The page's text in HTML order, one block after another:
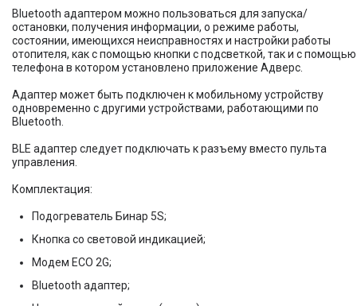
Bluetooth адаптером можно пользоваться для запуска/
остановки, получения информации, о режиме работы,
состоянии, имеющихся неисправностях и настройки работы
отопителя, как с помощью кнопки с подсветкой, так и с помощью
телефона в котором установлено приложение Адверс.
Адаптер может быть подключен к мобильному устройству
одновременно с другими устройствами, работающими по
Bluetooth.
BLE адаптер следует подключать к разъему вместо пульта
управления.
Комплектация:
Подогреватель Бинар 5S;
Кнопка со световой индикацией;
Модем ECO 2G;
Bluetooth адаптер;